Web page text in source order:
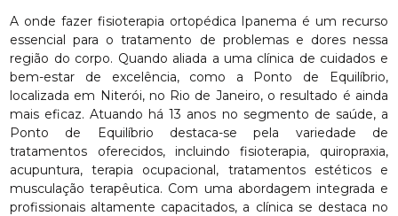
A onde fazer fisioterapia ortopédica Ipanema é um recurso
essencial para o tratamento de problemas e dores nessa
região do corpo. Quando aliada a uma clínica de cuidados e
bem-estar de excelência, como a Ponto de Equilíbrio,
localizada em Niterói, no Rio de Janeiro, o resultado é ainda
mais eficaz. Atuando há 13 anos no segmento de saúde, a
Ponto de Equilíbrio destaca-se pela variedade de
tratamentos oferecidos, incluindo fisioterapia, quiropraxia,
acupuntura, terapia ocupacional, tratamentos estéticos e
musculação terapêutica. Com uma abordagem integrada e
profissionais altamente capacitados, a clínica se destaca no